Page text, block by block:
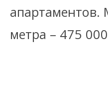
апартаментов.
метра – 475